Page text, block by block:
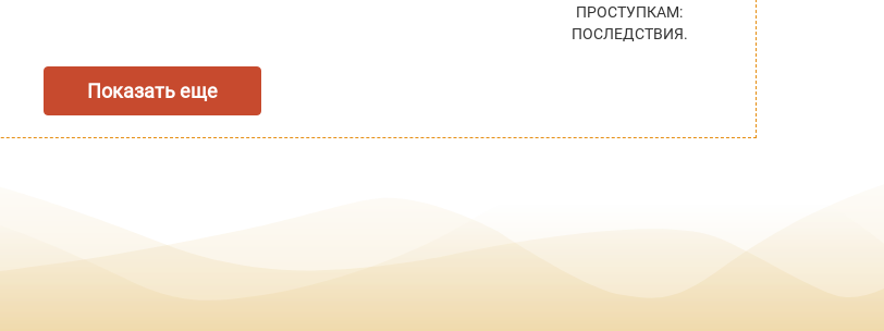
ПРОСТУПКАМ:
ПОСЛЕДСТВИЯ.
Показать еще